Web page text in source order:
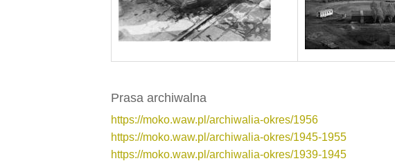
Prasa archiwalna
https://moko.waw.pl/archiwalia-okres/1956
https://moko.waw.pl/archiwalia-okres/1945-1955
https://moko.waw.pl/archiwalia-okres/1939-1945